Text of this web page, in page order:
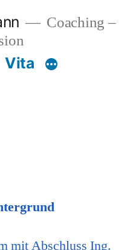
Coaching –
Vita
mit Abschluss Ing.